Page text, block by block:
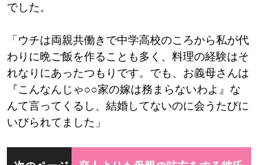
でした。
「ウチは両親共働きで中学高校のころから私が代
わりに晩ご飯を作ることも多く、料理の経験はそ
れなりにあったつもりです。でも、お義母さんは
『こんなんじゃ○○家の嫁は務まらないわよ』な
んて言ってくるし、結婚してないのに会うたびに
いびられてました」